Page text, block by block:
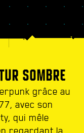
SOMBRE
grâce au
avec son
qui mêle
regardant la